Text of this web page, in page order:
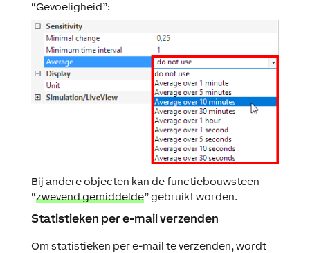
“Gevoeligheid”:
Bij andere objecten kan de functiebouwsteen
“zwevend gemiddelde” gebruikt worden.
Statistieken per e-mail verzenden
Om statistieken per e-mail te verzenden, wordt